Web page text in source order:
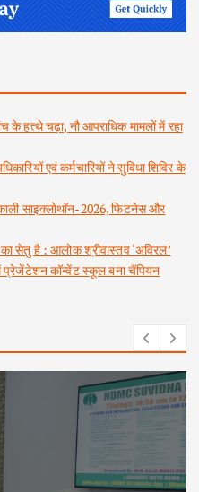
के हत्थे चढ़ा, नौ आपराधिक मामलों में रहा
एवं कर्मचारियों ने सुविधा शिविर के
साइक्लोथॉन-2026, फिटनेस और
सेतु है : आलोक श्रीवास्तव ‘अविरल’
प्रेजेंटेशन कॉन्वेंट स्कूल बना चैंपियन